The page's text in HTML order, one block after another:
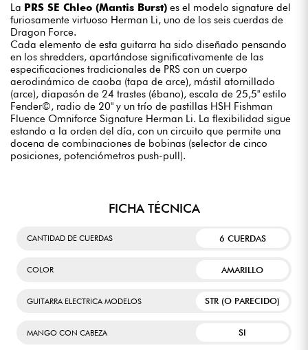
La PRS SE Chleo (Mantis Burst) es el modelo signature del
furiosamente virtuoso Herman Li, uno de los seis cuerdas de
Dragon Force.
Cada elemento de esta guitarra ha sido diseñado pensando
en los shredders, apartándose significativamente de las
especificaciones tradicionales de PRS con un cuerpo
aerodinámico de caoba (tapa de arce), mástil atornillado
(arce), diapasón de 24 trastes (ébano), escala de 25,5" estilo
Fender©, radio de 20" y un trío de pastillas HSH Fishman
Fluence Omniforce Signature Herman Li. La flexibilidad sigue
estando a la orden del día, con un circuito que permite una
docena de combinaciones de bobinas (selector de cinco
posiciones, potenciómetros push-pull).
FICHA TÉCNICA
CANTIDAD DE CUERDAS 6 CUERDAS
COLOR AMARILLO
GUITARRA ELECTRICA MODELOS STR (O PARECIDO)
MANGO CON CABEZA SI